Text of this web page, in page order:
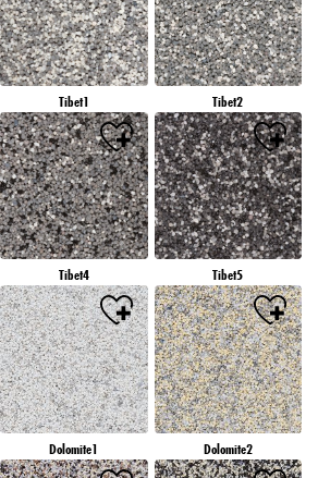
Tibet1 Tibet2
Tibet4 Tibet5
Dolomite1 Dolomite2